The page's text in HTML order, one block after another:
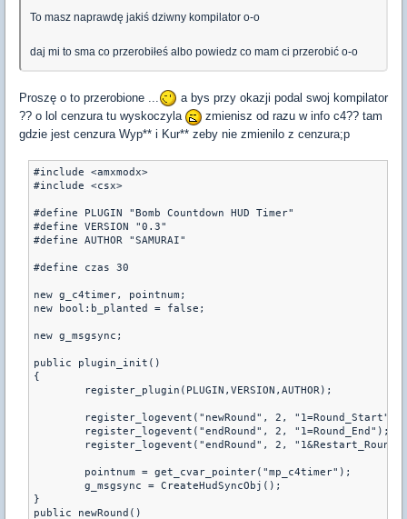
To masz naprawdę jakiś dziwny kompilator o-o
daj mi to sma co przerobiłeś albo powiedz co mam ci przerobić o-o
Proszę o to przerobione ...
a bys przy okazji podal swoj kompilator
?? o lol cenzura tu wyskoczyla
zmienisz od razu w info c4?? tam
gdzie jest cenzura Wyp** i Kur** zeby nie zmienilo z cenzura;p
#include <amxmodx>
#include <csx>
#define PLUGIN "Bomb Countdown HUD Timer"
#define VERSION "0.3"
#define AUTHOR "SAMURAI"
#define czas 30
new g_c4timer, pointnum;
new bool:b_planted = false;
new g_msgsync;
public plugin_init()
{
}
public newRound()